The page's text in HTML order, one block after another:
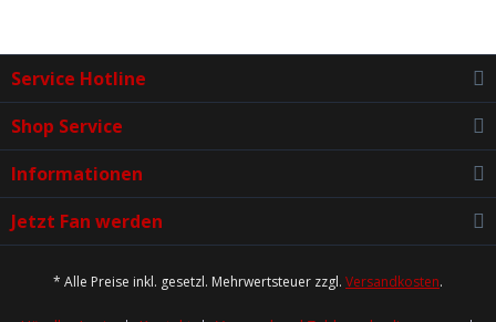
Service Hotline
Shop Service
Informationen
Jetzt Fan werden
* Alle Preise inkl. gesetzl. Mehrwertsteuer zzgl. Versandkosten.